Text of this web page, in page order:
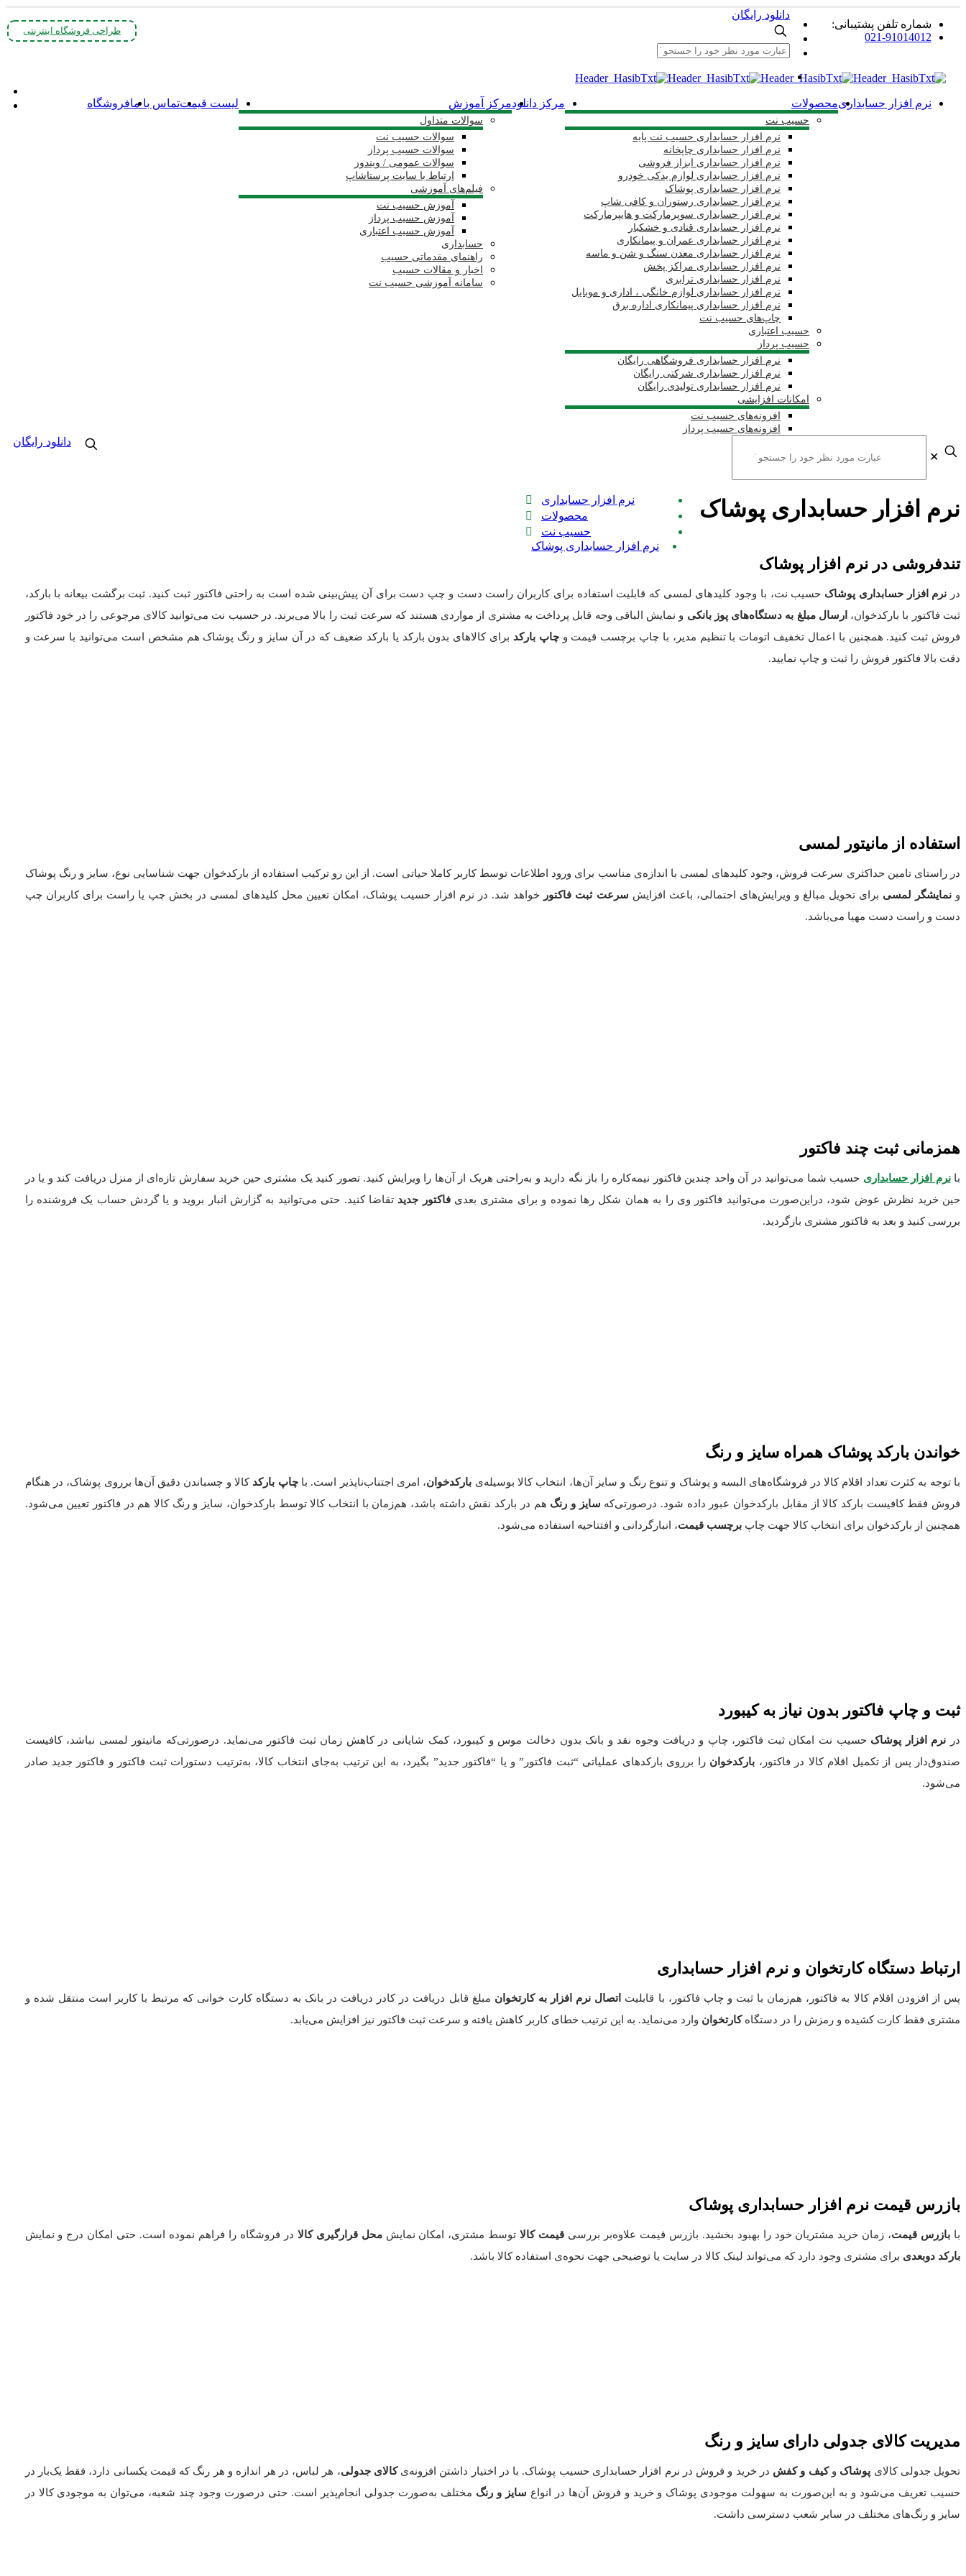
شماره تلفن پشتیبانی:
021-91014012
طراحی فروشگاه اینترنتی
نرم افزار حسابداریمحصولات
حسیب نت
نرم افزار حسابداری حسیب نت پایه
نرم افزار حسابداری چاپخانه
نرم افزار حسابداری ابزار فروشی
نرم افزار حسابداری لوازم یدکی خودرو
نرم افزار حسابداری پوشاک
نرم افزار حسابداری رستوران و کافی شاپ
نرم افزار حسابداری سوپرمارکت و هایپرمارکت
نرم افزار حسابداری قنادی و خشکبار
نرم افزار حسابداری عمران و پیمانکاری
نرم افزار حسابداری معدن سنگ و شن و ماسه
نرم افزار حسابداری مراکز پخش
نرم افزار حسابداری ترابری
نرم افزار حسابداری لوازم خانگی ، اداری و موبایل
نرم افزار حسابداری پیمانکاری اداره برق
چاپ‌های حسیب نت
حسیب اعتباری
حسیب پرداز
نرم افزار حسابداری فروشگاهی رایگان
نرم افزار حسابداری شرکتی رایگان
نرم افزار حسابداری تولیدی رایگان
امکانات افزایشی
افزونه‌های حسیب نت
افزونه‌های حسیب پرداز
مرکز دانلودمرکز آموزش
سوالات متداول
سوالات حسیب نت
سوالات حسیب پرداز
سوالات عمومی / ویندوز
ارتباط با سایت پرستاشاپ
فیلم‌های آموزشی
آموزش حسیب نت
آموزش حسیب پرداز
آموزش حسیب اعتباری
حسابداری
راهنمای مقدماتی حسیب
اخبار و مقالات حسیب
سامانه آموزشی حسیب نت
لیست قیمتتماس با مافروشگاه
دانلود رایگان
✕
نرم افزار حسابداری پوشاک
نرم افزار حسابداری
محصولات
حسیب نت
نرم افزار حسابداری پوشاک
تندفروشی در نرم افزار پوشاک
در نرم افزار حسابداری پوشاک حسیب نت، با وجود کلیدهای لمسی که قابلیت استفاده برای کاربران راست دست و چپ دست برای آن پیش‌بینی شده است به راحتی فاکتور ثبت کنید. ثبت برگشت بیعانه با بارکد،
ثبت فاکتور با بارکدخوان، ارسال مبلغ به دستگاه‌های پوز بانکی و نمایش الباقی وجه قابل پرداخت به مشتری از مواردی هستند که سرعت ثبت را بالا می‌برند. در حسیب نت می‌توانید کالای مرجوعی را در خود فاکتور
فروش ثبت کنید. همچنین با اعمال تخفیف اتومات با تنظیم مدیر، با چاپ برچسب قیمت وچاپ بارکد برای کالاهای بدون بارکد یا بارکد ضعیف که در آن سایز و رنگ پوشاک هم مشخص است می‌توانید با سرعت و
دقت بالا فاکتور فروش را ثبت و چاپ نمایید.
استفاده از مانیتور لمسی
در راستای تامین حداکثری سرعت فروش، وجود کلیدهای لمسی با اندازه‌ی مناسب برای ورود اطلاعات توسط کاربر کاملا حیاتی است. از این رو ترکیب استفاده از بارکدخوان جهت شناسایی نوع، سایز و رنگ پوشاک
ونمایشگر لمسی برای تحویل مبالغ و ویرایش‌های احتمالی، باعث افزایش سرعت ثبت فاکتور
خواهد شد. در نرم افزار حسیب پوشاک، امکان تعیین محل کلیدهای لمسی در بخش چپ یا راست برای کاربران چپ
دست و راست دست مهیا می‌باشد.
همزمانی ثبت چند فاکتور
بانرم افزار حسابداری حسیب شما می‌توانید در آن واحد چندین فاکتور نیمه‌کاره را باز نگه دارید و به‌راحتی هریک از آن‌ها را ویرایش کنید. تصور کنید یک مشتری حین خرید سفارش تازه‌ای از منزل دریافت کند و یا در
حین خرید نظرش عوض شود، دراین‌صورت می‌توانید فاکتور وی را به همان شکل رها نموده و برای مشتری بعدیفاکتور جدید تقاضا کنید. حتی می‌توانید به گزارش انبار بروید و یا گردش حساب یک فروشنده را
بررسی کنید و بعد به فاکتور مشتری بازگردید.
خواندن بارکد پوشاک همراه سایز و رنگ
با توجه به کثرت تعداد اقلام کالا در فروشگاه‌های البسه و پوشاک و تنوع رنگ و سایز آن‌ها، انتخاب کالا بوسیله‌ی بارکدخوان، امری اجتناب‌ناپذیر است. باچاپ بارکد کالا و چسباندن دقیق آن‌ها برروی پوشاک، در هنگام
فروش فقط کافیست بارکد کالا از مقابل بارکدخوان عبور داده شود. درصورتی‌که سایز و رنگ هم در بارکد نقش داشته باشد، هم‌زمان با انتخاب کالا توسط بارکدخوان، سایز و رنگ کالا هم در فاکتور تعیین می‌شود.
همچنین از بارکدخوان برای انتخاب کالا جهت چاپ برچسب قیمت، انبارگردانی و افتتاحیه استفاده می‌شود.
ثبت و چاپ فاکتور بدون نیاز به کیبورد
در نرم افزار پوشاک حسیب نت امکان ثبت فاکتور، چاپ و دریافت وجوه نقد و بانک بدون دخالت موس و کیبورد، کمک شایانی در کاهش زمان ثبت فاکتور می‌نماید. درصورتی‌که مانیتور لمسی نباشد، کافیست
صندوق‌دار پس از تکمیل اقلام کالا در فاکتور، بارکدخوان را برروی بارکدهای عملیاتی “ثبت فاکتور” و یا “فاکتور جدید” بگیرد، به این ترتیب به‌جای انتخاب کالا، به‌ترتیب دستورات ثبت فاکتور و فاکتور جدید صادر
می‌شود.
ارتباط دستگاه کارتخوان و نرم افزار حسابداری
پس از افزودن اقلام کالا به فاکتور، هم‌زمان با ثبت و چاپ فاکتور، با قابلیت اتصال نرم افزار به کارتخوان مبلغ قابل دریافت در کادر دریافت در بانک به دستگاه کارت خوانی که مرتبط با کاربر است منتقل شده و
مشتری فقط کارت کشیده و رمزش را در دستگاهکارتخوان وارد می‌نماید. به این ترتیب خطای کاربر کاهش یافته و سرعت ثبت فاکتور نیز افزایش می‌یابد.
بازرس قیمت نرم افزار حسابداری پوشاک
با بازرس قیمت، زمان خرید مشتریان خود را بهبود بخشید. بازرس قیمت علاوه‌بر بررسی قیمت کالاتوسط مشتری، امکان نمایشمحل قرارگیری کالا در فروشگاه را فراهم نموده است. حتی امکان درج و نمایش
بارکد دوبعدی برای مشتری وجود دارد که می‌تواند لینک کالا در سایت یا توضیحی جهت نحوه‌ی استفاده کالا باشد.
مدیریت کالای جدولی دارای سایز و رنگ
تحویل جدولی کالای پوشاک وکیف و کفش در خرید و فروش در نرم افزار حسابداری حسیب پوشاک. با در اختیار داشتن افزونه‌یکالای جدولی، هر لباس، در هر اندازه و هر رنگ که قیمت یکسانی دارد، فقط یک‌بار در
حسیب تعریف می‌شود و به این‌صورت به سهولت موجودی پوشاک و خرید و فروش آن‌ها در انواع سایز و رنگ مختلف به‌صورت جدولی انجام‌پذیر است. حتی درصورت وجود چند شعبه، می‌توان به موجودی کالا در
سایز و رنگ‌های مختلف در سایر شعب دسترسی داشت.
دانلود رایگان